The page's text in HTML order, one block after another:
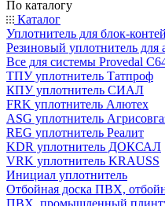
По каталогу
Каталог
Уплотнитель для блок-
Резиновый уплотнитель
Все для системы Provedal
ТПУ уплотнитель Татпроф
КПУ уплотнитель СИАЛ
FRK уплотнитель Алютех
ASG уплотнитель
REG уплотнитель Реалит
KDR уплотнитель ДОКСАЛ
VRK уплотнитель KRAUSS
Инициал уплотнитель
Отбойная доска ПВХ,
ПВХ, промышленный